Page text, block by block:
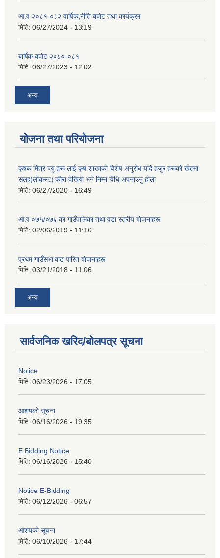
आ.व २०८१-०८२ वार्षिक,नीति बजेट तथा कार्यक्रम
मिति: 06/27/2024 - 13:19
बार्षिक बजेट २०८०-०८१
मिति: 06/27/2023 - 12:02
अन्य
योजना तथा परियोजना
कृषक मित्र ज्यू हरू लाई कृष शाखाकाे विशेष अनुराेध यदि हजुर हरूकाे खेतमा
सलह(लाेकस्ट) कीरा देखियाे भने निम्न विधि अपनाउनु हाेला
मिति: 06/27/2020 - 16:49
आ‍.व ०७५/०७६ का गाउँपालिका तथा वडा स्तरीय याेजनाहरू
मिति: 02/06/2019 - 11:16
प्रथम गाउँसभा बाट पारित याेजनाहरू
मिति: 03/21/2018 - 11:06
अन्य
सार्वजनिक खरिद/बोलपत्र सूचना
Notice
मिति: 06/23/2026 - 17:05
आशयको सूचना
मिति: 06/16/2026 - 19:35
E Bidding Notice
मिति: 06/16/2026 - 15:40
Notice E-Bidding
मिति: 06/12/2026 - 06:57
आशयको सूचना
मिति: 06/10/2026 - 17:44